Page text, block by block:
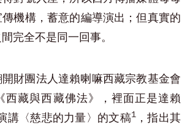
機構，蓄意的編導演出；但真實的
完全不是同一回事。
財團法人達賴喇嘛西藏宗教基金會
西藏與西藏佛法》，裡面正是達賴
講〈慈悲的力量〉的文稿1，指出其